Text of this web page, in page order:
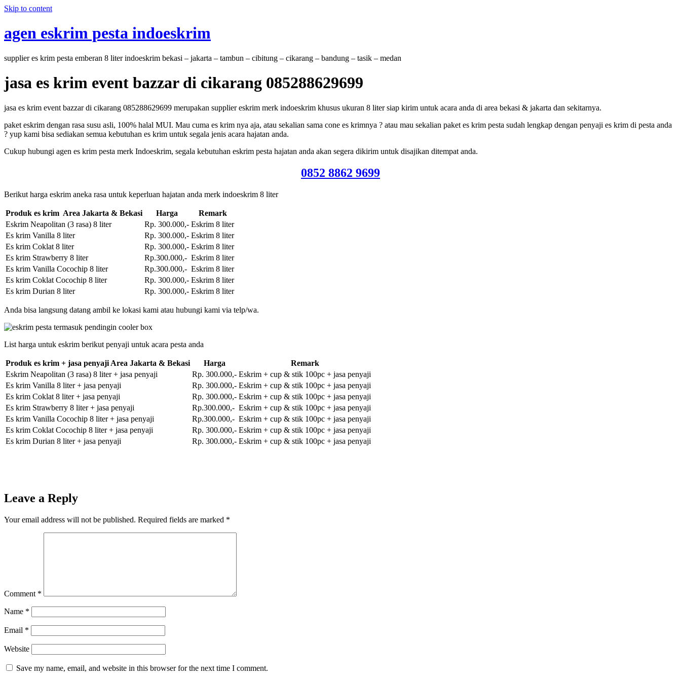
Skip to content
agen eskrim pesta indoeskrim
supplier es krim pesta emberan 8 liter indoeskrim bekasi – jakarta – tambun – cibitung – cikarang – bandung – tasik – medan
jasa es krim event bazzar di cikarang 085288629699
jasa es krim event bazzar di cikarang 085288629699 merupakan supplier eskrim merk indoeskrim khusus ukuran 8 liter siap kirim untuk acara anda di area bekasi & jakarta dan sekitarnya.
paket eskrim dengan rasa susu asli, 100% halal MUI. Mau cuma es krim nya aja, atau sekalian sama cone es krimnya ? atau mau sekalian paket es krim pesta sudah lengkap dengan penyaji es krim di pesta anda
? yup kami bisa sediakan semua kebutuhan es krim untuk segala jenis acara hajatan anda.
Cukup hubungi agen es krim pesta merk Indoeskrim, segala kebutuhan eskrim pesta hajatan anda akan segera dikirim untuk disajikan ditempat anda.
0852 8862 9699
Berikut harga eskrim aneka rasa untuk keperluan hajatan anda merk indoeskrim 8 liter
Produk es krim Area Jakarta & Bekasi Harga
Remark
Eskrim Neapolitan (3 rasa) 8 liter
Rp. 300.000,- Eskrim 8 liter
Es krim Vanilla 8 liter
Rp. 300.000,- Eskrim 8 liter
Es krim Coklat 8 liter
Rp. 300.000,- Eskrim 8 liter
Es krim Strawberry 8 liter
Rp.300.000,- Eskrim 8 liter
Es krim Vanilla Cocochip 8 liter
Rp.300.000,- Eskrim 8 liter
Es krim Coklat Cocochip 8 liter
Rp. 300.000,- Eskrim 8 liter
Es krim Durian 8 liter
Rp. 300.000,- Eskrim 8 liter
Anda bisa langsung datang ambil ke lokasi kami atau hubungi kami via telp/wa.
List harga untuk eskrim berikut penyaji untuk acara pesta anda
Produk es krim + jasa penyaji Area Jakarta & Bekasi Harga
Remark
Eskrim Neapolitan (3 rasa) 8 liter + jasa penyaji
Rp. 300.000,- Eskrim + cup & stik 100pc + jasa penyaji
Es krim Vanilla 8 liter + jasa penyaji
Rp. 300.000,- Eskrim + cup & stik 100pc + jasa penyaji
Es krim Coklat 8 liter + jasa penyaji
Rp. 300.000,- Eskrim + cup & stik 100pc + jasa penyaji
Es krim Strawberry 8 liter + jasa penyaji
Rp.300.000,- Eskrim + cup & stik 100pc + jasa penyaji
Es krim Vanilla Cocochip 8 liter + jasa penyaji
Rp.300.000,- Eskrim + cup & stik 100pc + jasa penyaji
Es krim Coklat Cocochip 8 liter + jasa penyaji
Rp. 300.000,- Eskrim + cup & stik 100pc + jasa penyaji
Es krim Durian 8 liter + jasa penyaji
Rp. 300.000,- Eskrim + cup & stik 100pc + jasa penyaji
Leave a Reply
Your email address will not be published. Required fields are marked *
Comment *
Name *
Email *
Website
Save my name, email, and website in this browser for the next time I comment.